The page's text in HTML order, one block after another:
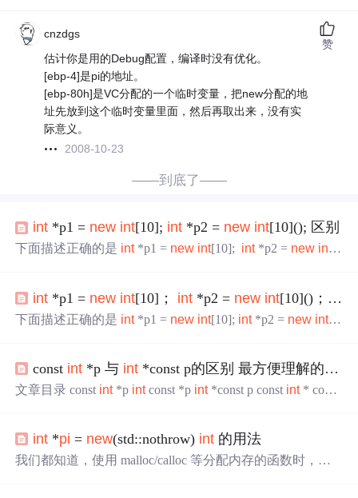
cnzdgs
估计你是用的Debug配置，编译时没有优化。
[ebp-4]是pi的地址。
[ebp-80h]是VC分配的一个临时变量，把new分配的地
址先放到这个临时变量里面，然后再取出来，没有实
际意义。
2008-10-23
赞
——到底了——
int *p1 = new int[10]; int *p2 = new int[10](); 区别
下面描述正确的是 int*p1 = new int[10]; int*p2 = new int[1
p2申请的空间里的值已经初始化（对） p1申请的空间里的
值已经初始化，p2申请的空间里的值是随机值 解释 在C++
int *p1 = new int[10]； int *p2 = new int[10]()； 区别
下面描述正确的是 int*p1 = new int[10]; int*p2 = new int[1
p2申请的空间里的值已经初始化（对） p1申请的空间里的
值已经初始化，p2申请的空间里的值是随机值 解释 在C++
次是无名的，分配之后返回一个指向该对象的指针。.
const int *p 与 int *const p的区别 最方便理解的记忆方法
文章目录 const int*p intconst *p int *const p const int* const
好的理解记忆方式，如果您对此比较陌生，建议您从头观
看，直观感受。 强调：总结是精华本分。 一、const
int *pi = new(std::nothrow) int 的用法
我们都知道，使用 malloc/calloc 等分配内存的函数时，一